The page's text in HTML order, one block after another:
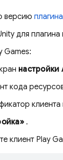
версию
для
Games:
настройки
кода
.
клиент Play